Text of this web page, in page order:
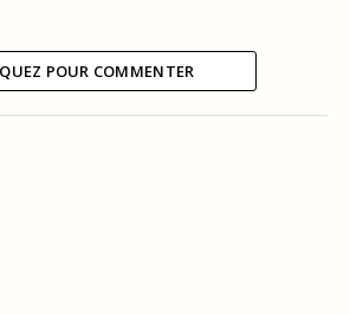
POUR COMMENTER